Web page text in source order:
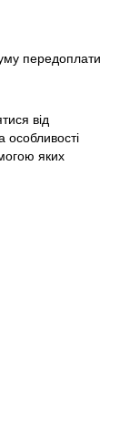
передоплати
від
особливості
яких